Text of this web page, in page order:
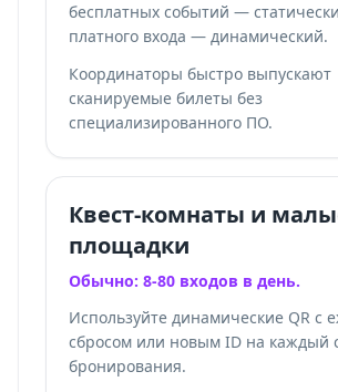
бесплатных событий —
платного входа — динамический.
Координаторы быстро выпускают
сканируемые билеты без
специализированного ПО.
Квест-комнаты и
площадки
Обычно: 8-80 входов в день.
Используйте динамические QR с
сбросом или новым ID на каждый
бронирования.